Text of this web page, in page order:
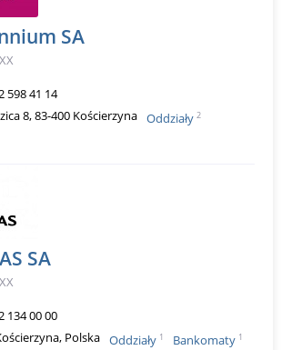
SA
598 41 14
8, 83-400 Kościerzyna Oddziały 2
SA
134 00 00
Polska Oddziały 1 Bankomaty 1